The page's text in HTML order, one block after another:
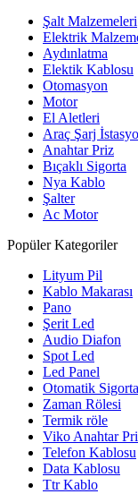
Şalt Malzemeleri
Elektrik
Aydınlatma
Elektik Kablosu
Otomasyon
Motor
El Aletleri
Araç Şarj
Anahtar Priz
Bıçaklı Sigorta
Nya Kablo
Şalter
Ac Motor
Popüler Kategoriler
Lityum Pil
Kablo Makarası
Pano
Şerit Led
Audio Diafon
Spot Led
Led Panel
Otomatik Sigorta
Zaman Rölesi
Termik röle
Viko Anahtar
Telefon Kablosu
Data Kablosu
Ttr Kablo